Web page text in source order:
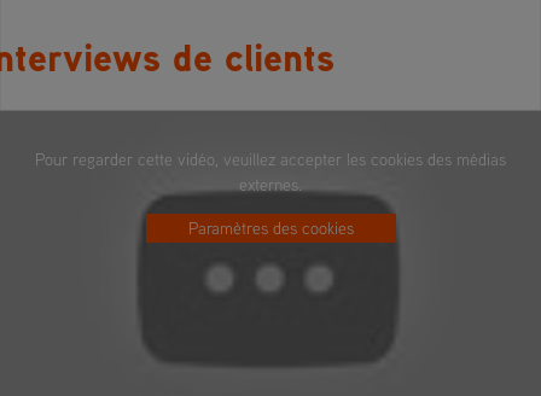
de clients
Pour regarder cette vidéo, veuillez accepter les cookies des médias
externes.
Paramètres des cookies